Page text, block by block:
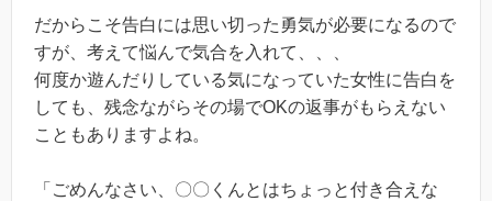
だからこそ告白には思い切った勇気が必要になるので
すが、考えて悩んで気合を入れて、、、
何度か遊んだりしている気になっていた女性に告白を
しても、残念ながらその場でOKの返事がもらえない
こともありますよね。
「ごめんなさい、〇〇くんとはちょっと付き合えな